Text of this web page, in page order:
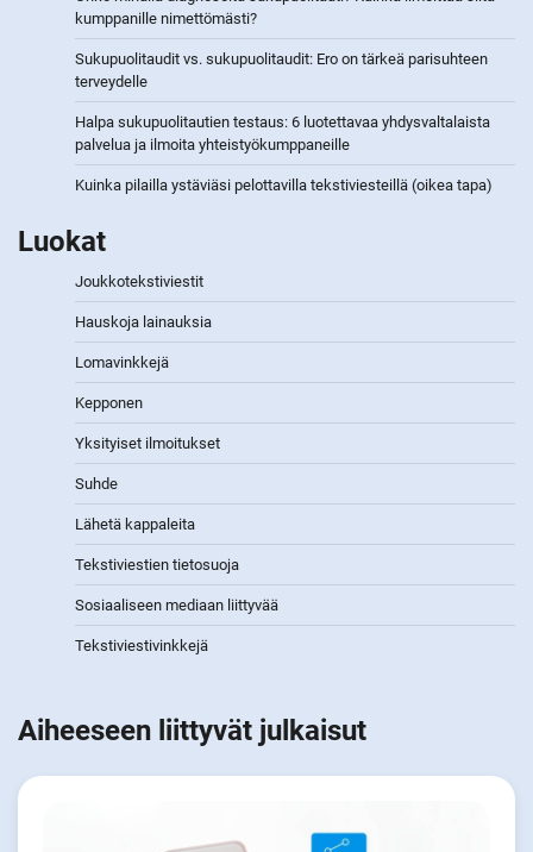
kumppanille nimettömästi?
Sukupuolitaudit vs. sukupuolitaudit: Ero on tärkeä parisuhteen
terveydelle
Halpa sukupuolitautien testaus: 6 luotettavaa yhdysvaltalaista
palvelua ja ilmoita yhteistyökumppaneille
Kuinka pilailla ystäviäsi pelottavilla tekstiviesteillä (oikea tapa)
Luokat
Joukkotekstiviestit
Hauskoja lainauksia
Lomavinkkejä
Kepponen
Yksityiset ilmoitukset
Suhde
Lähetä kappaleita
Tekstiviestien tietosuoja
Sosiaaliseen mediaan liittyvää
Tekstiviestivinkkejä
Aiheeseen liittyvät julkaisut